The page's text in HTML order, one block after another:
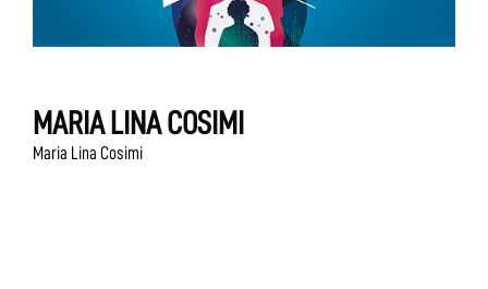
MARIA LINA COSIMI
Maria Lina Cosimi